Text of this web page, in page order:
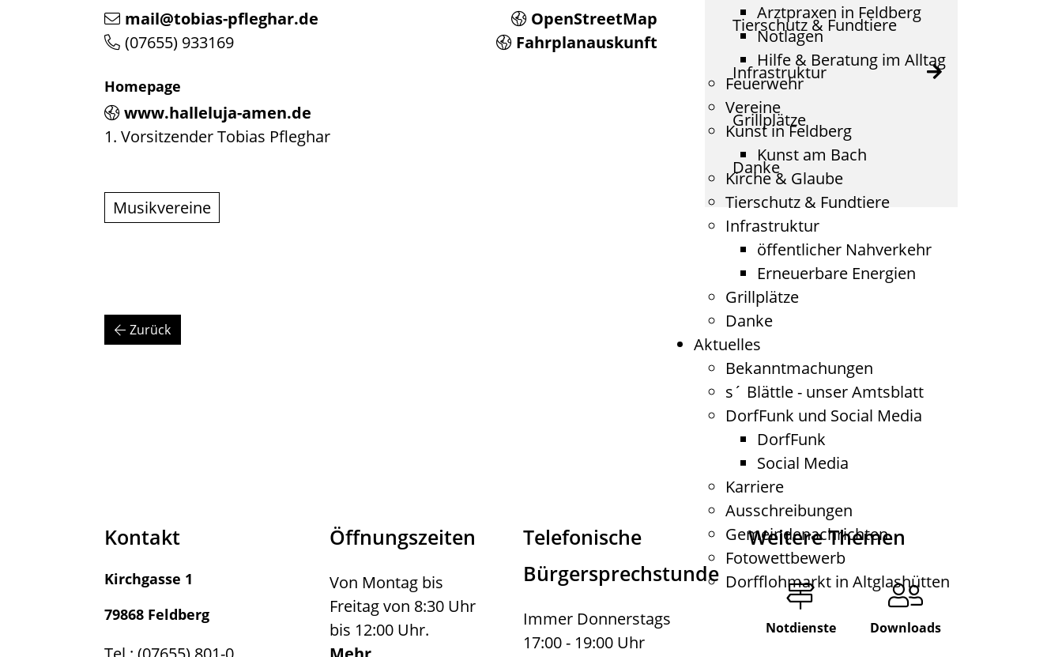
Arztpraxen in Feldberg
Notlagen
Hilfe & Beratung im Alltag
Feuerwehr
Vereine
Kunst in Feldberg
Kunst am Bach
Kirche & Glaube
Tierschutz & Fundtiere
Infrastruktur
öffentlicher Nahverkehr
Erneuerbare Energien
Grillplätze
Danke
Aktuelles
Bekanntmachungen
s´ Blättle - unser Amtsblatt
DorfFunk und Social Media
DorfFunk
Social Media
Karriere
Ausschreibungen
Gemeindenachrichten
Fotowettbewerb
Dorfflohmarkt in Altglashütten
OpenStreetMap
Fahrplanauskunft
mail@tobias-pfleghar.de
(07655) 933169
Homepage
www.halleluja-amen.de
1. VorsitzenderTobias Pfleghar
Musikvereine
Zurück
Tierschutz & Fundtiere
Infrastruktur
Grillplätze
Danke
Kontakt
Kirchgasse 1
79868 Feldberg
Öffnungszeiten
Von Montag bis
Freitag von 8:30 Uhr
bis 12:00 Uhr.
Telefonische
Bürgersprechstunde
Immer Donnerstags
17:00 - 19:00 Uhr
Weitere Themen
Notdienste Downloads